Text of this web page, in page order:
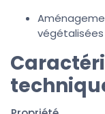
végétalisées